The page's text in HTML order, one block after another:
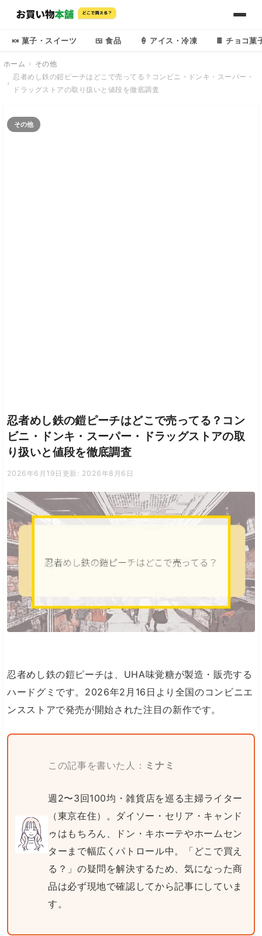
🍬 菓子・スイーツ 🍱 食品 🍦 アイス・冷凍 🍫 チョコ菓
ホーム
その他
忍者めし鉄の鎧ピーチはどこで売ってる？コンビニ・ドンキ・スーパー・
ドラッグストアの取り扱いと値段を徹底調査
その他
忍者めし鉄の鎧ピーチはどこで売ってる？コン
ビニ・ドンキ・スーパー・ドラッグストアの取
り扱いと値段を徹底調査
2026年6月19日 更新: 2026年8月6日
忍者めし鉄の鎧ピーチは、UHA味覚糖が製造・販売する
ハードグミです。2026年2月16日より全国のコンビニエ
ンスストアで発売が開始された注目の新作です。
この記事を書いた人： ミナミ
週2〜3回100均・雑貨店を巡る主婦ライター
（東京在住）。ダイソー・セリア・キャンド
ゥはもちろん、ドン・キホーテやホームセン
ターまで幅広くパトロール中。「どこで買え
る？」の疑問を解決するため、気になった商
品は必ず現地で確認してから記事にしていま
す。